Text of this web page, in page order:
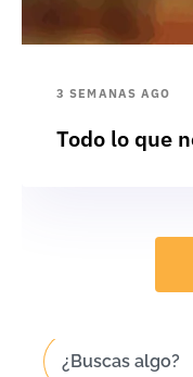
3 SEMANAS AGO
Todo lo que